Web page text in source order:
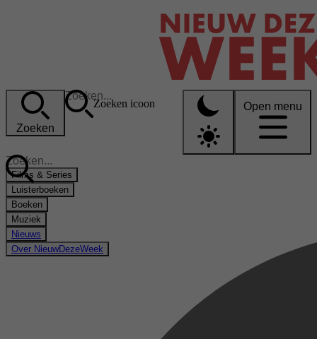
Zoeken
Zoeken icoon Open menu
Films & Series
Luisterboeken
Boeken
Muziek
Nieuws
Over NieuwDezeWeek